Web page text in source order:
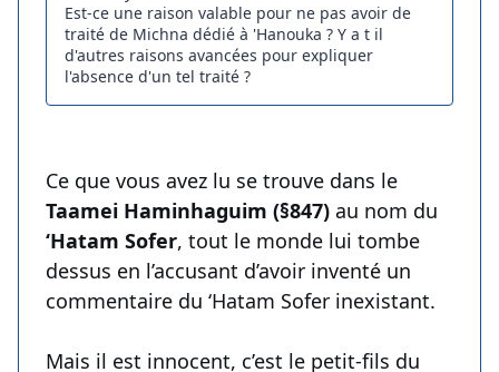
Est-ce une raison valable pour ne pas avoir de
traité de Michna dédié à 'Hanouka ? Y a t il
d'autres raisons avancées pour expliquer
l'absence d'un tel traité ?
Ce que vous avez lu se trouve dans le
Taamei Haminhaguim (§847) au nom du
‘Hatam Sofer, tout le monde lui tombe
dessus en l’accusant d’avoir inventé un
commentaire du ‘Hatam Sofer inexistant.
Mais il est innocent, c’est le petit-fils du